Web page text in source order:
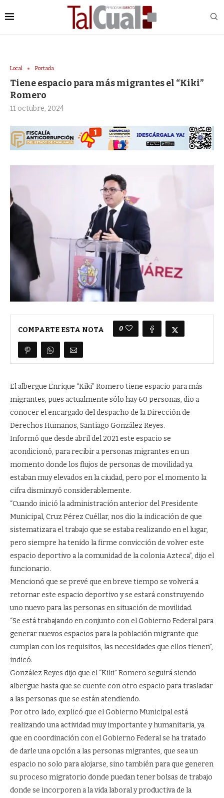
Local Portada
Tiene espacio para más migrantes el “Kiki”
Romero
11 octubre, 2024
COMPARTE ESTA NOTA 0
El albergue Enrique “Kiki” Romero tiene espacio para más
migrantes, pues actualmente sólo hay 60 personas, dio a
conocer el encargado del despacho de la Dirección de
Derechos Humanos, Santiago González Reyes.
Informó que desde abril del 2021 este espacio se
acondicionó, para recibir a personas migrantes en un
momento donde los flujos de personas de movilidad ya
estaban muy elevados en la ciudad, pero por el momento la
cifra disminuyó considerablemente.
“Cuando inició la administración anterior del Presidente
Municipal, Cruz Pérez Cuéllar, nos dio la indicación de que
sistematizara el trabajo que se estaba realizando en el lugar,
pero siempre ha tenido la firme convicción de volver este
espacio deportivo a la comunidad de la colonia Azteca”, dijo el
funcionario.
Mencionó que se prevé que en breve tiempo se volverá a
retornar este espacio deportivo y se estará construyendo
uno nuevo para las personas en situación de movilidad.
“Se está trabajando en conjunto con el Gobierno Federal para
generar nuevos espacios para la población migrante que
cumplan con los requisitos, las necesidades que ellos tienen”,
indicó.
González Reyes dijo que el “Kiki” Romero seguirá siendo
albergue hasta que se cuente con otro espacio para trasladar
a las personas que se están atendiendo.
Por otro lado, explicó que el Gobierno Municipal está
realizando una actividad muy importante y humanitaria, ya
que en coordinación con el Gobierno Federal se ha tratado
de darle una opción a las personas migrantes, que sea un
espacio no solo para alojarse, sino también para que generen
su proceso migratorio donde puedan tener bolsas de trabajo
donde se incorporen a la vida laboral y productiva de la